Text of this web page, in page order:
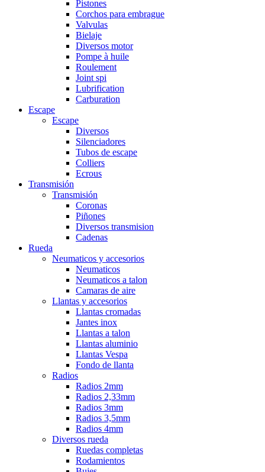
Pistones
Corchos para embrague
Valvulas
Bielaje
Diversos motor
Pompe à huile
Roulement
Joint spi
Lubrification
Carburation
Escape
Escape
Diversos
Silenciadores
Tubos de escape
Colliers
Ecrous
Transmisión
Transmisión
Coronas
Piñones
Diversos transmision
Cadenas
Rueda
Neumaticos y accesorios
Neumaticos
Neumaticos a talon
Camaras de aire
Llantas y accesorios
Llantas cromadas
Jantes inox
Llantas a talon
Llantas aluminio
Llantas Vespa
Fondo de llanta
Radios
Radios 2mm
Radios 2,33mm
Radios 3mm
Radios 3,5mm
Radios 4mm
Diversos rueda
Ruedas completas
Rodamientos